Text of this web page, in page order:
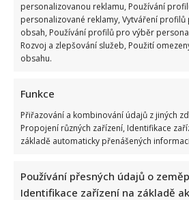
personalizovanou reklamu, Používání
personalizované reklamy, Vytváření
obsah, Používání profilů pro výběr
Rozvoj a zlepšování služeb, Použití
obsahu.
Funkce
Přiřazování a kombinování údajů z jiných
Propojení různých zařízení, Identifikace
základě automaticky přenášených
Používání přesných údajů o
Identifikace zařízení na základě
Jak bydlí Jan Bendig: Domov
nijak přepychově, zaujme spíše svou
se vyfotil v nádherné přírodě